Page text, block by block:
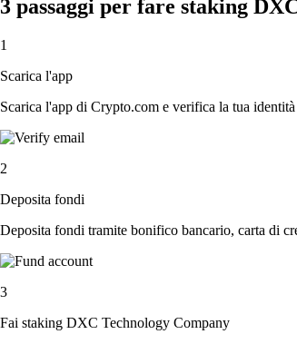
3 passaggi per fare staking
1
Scarica l'app
Scarica l'app di Crypto.com e verifica la tua
2
Deposita fondi
Deposita fondi tramite bonifico bancario, carta di
3
Fai staking DXC Technology Company